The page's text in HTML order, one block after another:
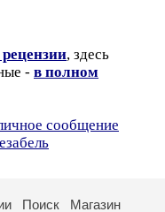
рецензии, здесь
- в полном
сообщение
Поиск Магазин